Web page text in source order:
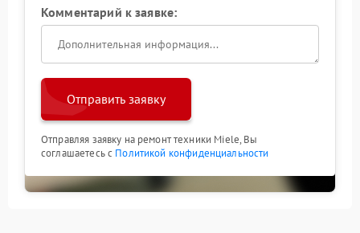
Комментарий к заявке:
Отправить заявку
Отправляя заявку на ремонт техники Miele, Вы
соглашаетесь с Политикой конфиденциальности